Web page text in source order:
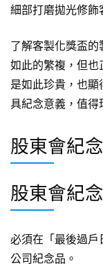
細部打磨拋光修飾
了解客製化獎盃
如此的繁複，但也
是如此珍貴，也
具紀念意義，值得
股東會紀
股東會紀
必須在「最後過
公司紀念品。